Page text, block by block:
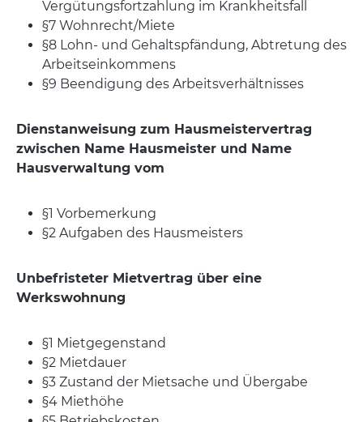
Vergütungsfortzahlung im Krankheitsfall
§7 Wohnrecht/Miete
§8 Lohn- und Gehaltspfändung, Abtretung des
Arbeitseinkommens
§9 Beendigung des Arbeitsverhältnisses
Dienstanweisung zum Hausmeistervertrag
zwischen Name Hausmeister und Name
Hausverwaltung vom
§1 Vorbemerkung
§2 Aufgaben des Hausmeisters
Unbefristeter Mietvertrag über eine
Werkswohnung
§1 Mietgegenstand
§2 Mietdauer
§3 Zustand der Mietsache und Übergabe
§4 Miethöhe